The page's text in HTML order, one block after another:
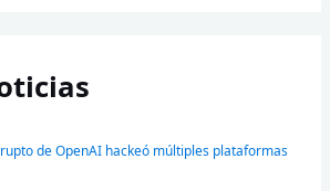
de OpenAI hackeó múltiples plataformas